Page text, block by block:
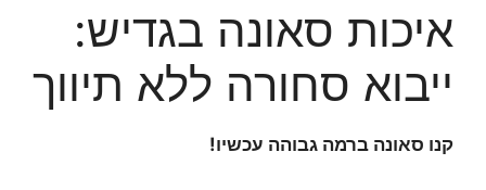
איכות סאונה בגדיש:
ייבוא סחורה ללא תיווך
קנו סאונה ברמה גבוהה עכשיו!